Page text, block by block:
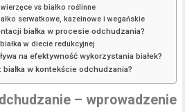
vs białko roślinne
serwatkowe, kazeinowe i wegańskie
białka w procesie odchudzania?
w diecie redukcyjnej
na efektywność wykorzystania białek?
w kontekście odchudzania?
– wprowadzenie